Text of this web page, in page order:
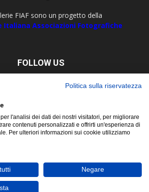
FIAF sono un progetto della
Italiana Associazioni Fotografiche
FOLLOW US
©FIAF - Federazione Italiana Associazioni
Fotografiche
- 10122 Torino Tel. +39 011 5629479 P. Iva e C.F.
Politica sulla riservatezza
l'analisi dei dati dei nostri visitatori, per migliorare
contenuti personalizzati e offrirti un'esperienza di
Per ulteriori informazioni sui cookie utilizziamo
Negare